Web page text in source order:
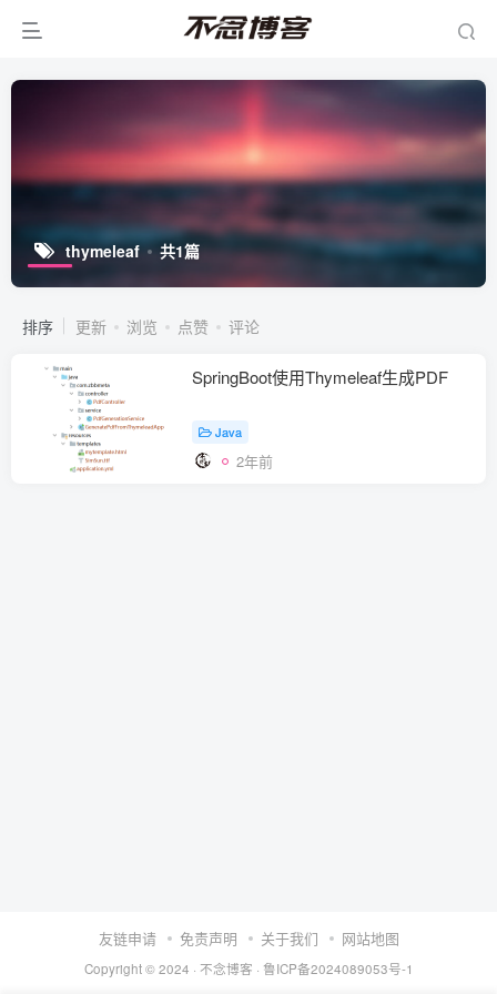
thymeleaf 共1篇
排序 更新 浏览 点赞 评论
SpringBoot使用Thymeleaf生成PDF
Java
2年前
友链申请 免责声明 关于我们 网站地图
Copyright © 2024 · 不念博客 · 鲁ICP备2024089053号-1